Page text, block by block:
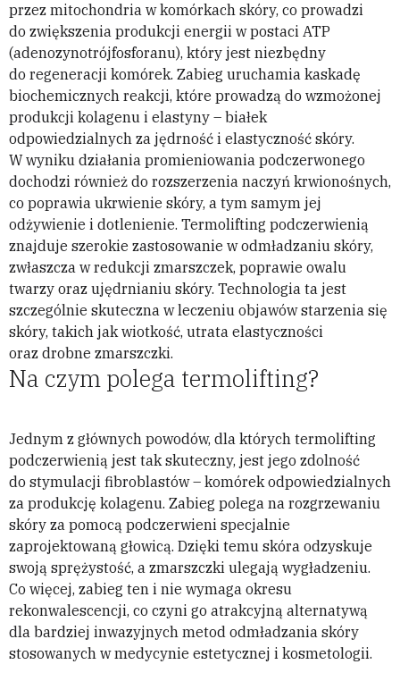
przez mitochondria w komórkach skóry, co prowadzi
do zwiększenia produkcji energii w postaci ATP
(adenozynotrójfosforanu), który jest niezbędny
do regeneracji komórek. Zabieg uruchamia kaskadę
biochemicznych reakcji, które prowadzą do wzmożonej
produkcji kolagenu i elastyny – białek
odpowiedzialnych za jędrność i elastyczność skóry.
W wyniku działania promieniowania podczerwonego
dochodzi również do rozszerzenia naczyń krwionośnych,
co poprawia ukrwienie skóry, a tym samym jej
odżywienie i dotlenienie. Termolifting podczerwienią
znajduje szerokie zastosowanie w odmładzaniu skóry,
zwłaszcza w redukcji zmarszczek, poprawie owalu
twarzy oraz ujędrnianiu skóry. Technologia ta jest
szczególnie skuteczna w leczeniu objawów starzenia się
skóry, takich jak wiotkość, utrata elastyczności
oraz drobne zmarszczki.
Na czym polega termolifting?
Jednym z głównych powodów, dla których termolifting
podczerwienią jest tak skuteczny, jest jego zdolność
do stymulacji fibroblastów – komórek odpowiedzialnych
za produkcję kolagenu. Zabieg polega na rozgrzewaniu
skóry za pomocą podczerwieni specjalnie
zaprojektowaną głowicą. Dzięki temu skóra odzyskuje
swoją sprężystość, a zmarszczki ulegają wygładzeniu.
Co więcej, zabieg ten i nie wymaga okresu
rekonwalescencji, co czyni go atrakcyjną alternatywą
dla bardziej inwazyjnych metod odmładzania skóry
stosowanych w medycynie estetycznej i kosmetologii.